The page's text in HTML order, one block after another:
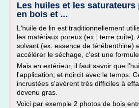
Les huiles et les saturateurs
en bois et ...
L'huile de lin est traditionnellement
les matériaux poreux (ex : terre cuite).
solvant (ex: essence de térébenthine)
accélérer le séchage, c'est une
Mais en extérieur, il faut savoir que
l'application, et noircit avec le temps.
incrustées s'avèrent très difficiles à
devenu gras.
Voici par exemple 2 photos de bois